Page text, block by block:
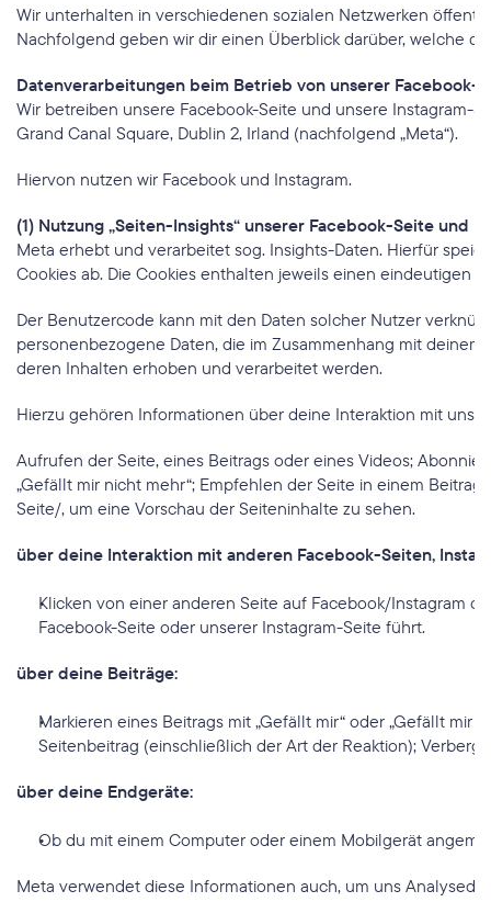
Wir unterhalten in verschiedenen sozialen Netzwerken
Nachfolgend geben wir dir einen Überblick darüber, welche
Datenverarbeitungen beim Betrieb von unserer Facebook-
Wir betreiben unsere Facebook-Seite und unsere Instagram-
Grand Canal Square, Dublin 2, Irland (nachfolgend „Meta“).
Hiervon nutzen wir Facebook und Instagram.
(1) Nutzung „Seiten-Insights“ unserer Facebook-Seite und
Meta erhebt und verarbeitet sog. Insights-Daten. Hierfür
Cookies ab. Die Cookies enthalten jeweils einen eindeutigen
Der Benutzercode kann mit den Daten solcher Nutzer
personenbezogene Daten, die im Zusammenhang mit
deren Inhalten erhoben und verarbeitet werden.
Hierzu gehören Informationen über deine Interaktion mit
Aufrufen der Seite, eines Beitrags oder eines Videos;
„Gefällt mir nicht mehr“; Empfehlen der Seite in einem
Seite/, um eine Vorschau der Seiteninhalte zu sehen.
über deine Interaktion mit anderen Facebook-Seiten,
Klicken von einer anderen Seite auf Facebook/Instagram
Facebook-Seite oder unserer Instagram-Seite führt.
über deine Beiträge:
Markieren eines Beitrags mit „Gefällt mir“ oder „Gefällt
Seitenbeitrag (einschließlich der Art der Reaktion);
über deine Endgeräte:
Ob du mit einem Computer oder einem Mobilgerät
Meta verwendet diese Informationen auch, um uns